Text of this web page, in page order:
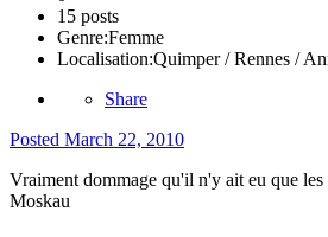
15 posts
Genre:Femme
Localisation:Quimper / Rennes /
Share
Posted March 22, 2010
Vraiment dommage qu'il n'y ait eu que les
Moskau